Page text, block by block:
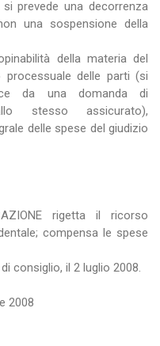
prevede una decorrenza
una sospensione della
della materia del
delle parti (si
da una domanda di
stesso assicurato),
delle spese del giudizio
rigetta il ricorso
compensa le spese
consiglio, il 2 luglio 2008.
2008